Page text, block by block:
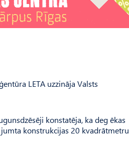
LETA uzzināja Valsts
konstatēja, ka deg ēkas
konstrukcijas 20 kvadrātmetru